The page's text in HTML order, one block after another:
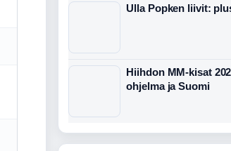
Ulla Popken liivit:
Hiihdon MM-kisat
ohjelma ja Suomi